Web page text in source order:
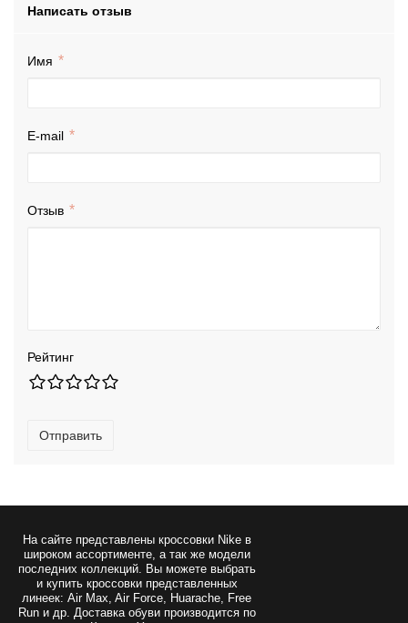
Написать отзыв
Имя
E-mail
Отзыв
Рейтинг
Отправить
На сайте представлены кроссовки Nikeв
широком ассортименте, а так же модели
последних коллекций. Вы можете выбрать
и купить кроссовки представленных
линеек: Air Max, Air Force, Huarache, Free
Run и др. Доставка обуви производится по